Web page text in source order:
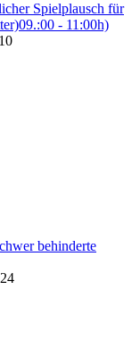
Spielplausch für
- 11:00h)
behinderte